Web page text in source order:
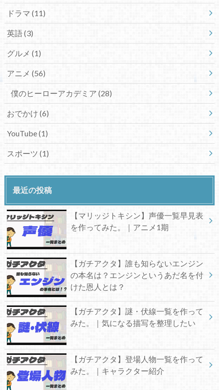
ドラマ (11)
英語(3)
グルメ (1)
アニメ (56)
僕のヒーローアカデミア (28)
おでかけ (6)
YouTube(1)
スポーツ (1)
最近の投稿
【マリッジトキシン】声優一覧早見表
を作ってみた。｜アニメ1期
【ガチアクタ】誰も知らないエンジン
の本名は？エンジンというあだ名を付
けた恩人とは？
【ガチアクタ】謎・伏線一覧を作って
みた。｜気になる描写を整理したい
【ガチアクタ】登場人物一覧を作って
みた。｜キャラクター紹介